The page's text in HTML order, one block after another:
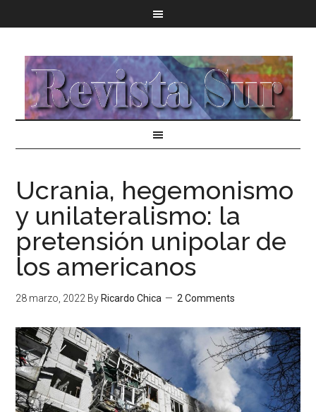
Ucrania, hegemonismo
y unilateralismo: la
pretensión unipolar de
los americanos
28 marzo, 2022 By Ricardo Chica 2 Comments